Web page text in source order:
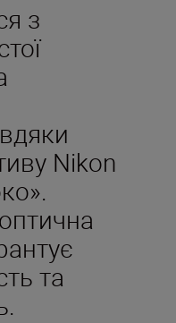
з
Nikon
та